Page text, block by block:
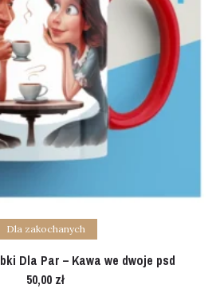
Add to cart
Dla zakochanych
Dla Par – Kawa we dwoje psd
50,00 zł